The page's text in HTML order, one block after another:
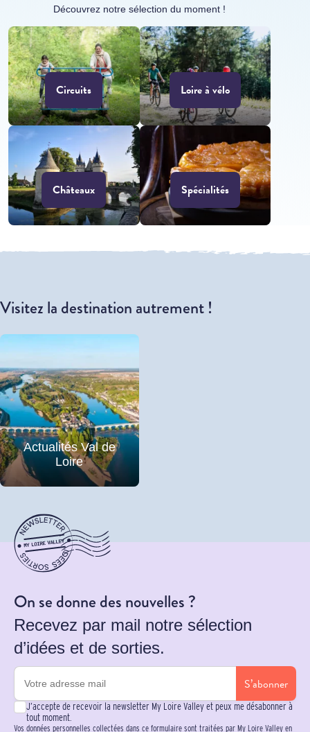
Découvrez notre sélection du moment !
Circuits Loire à vélo
Châteaux Spécialités
Visitez la destination autrement !
Actualités Val de
Loire
On se donne des nouvelles ?
Recevez par mail notre sélection
d’idées et de sorties.
S’abonner
J’accepte de recevoir la newsletter My Loire Valley et peux me désabonner à
tout moment.
Vos données personnelles collectées dans ce formulaire sont traitées par My Loire Valley en